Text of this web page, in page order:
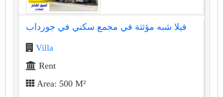
فيلا شبه مؤثثة في مجمع سكني في جورداب
Villa
Rent
Area: 500 M²